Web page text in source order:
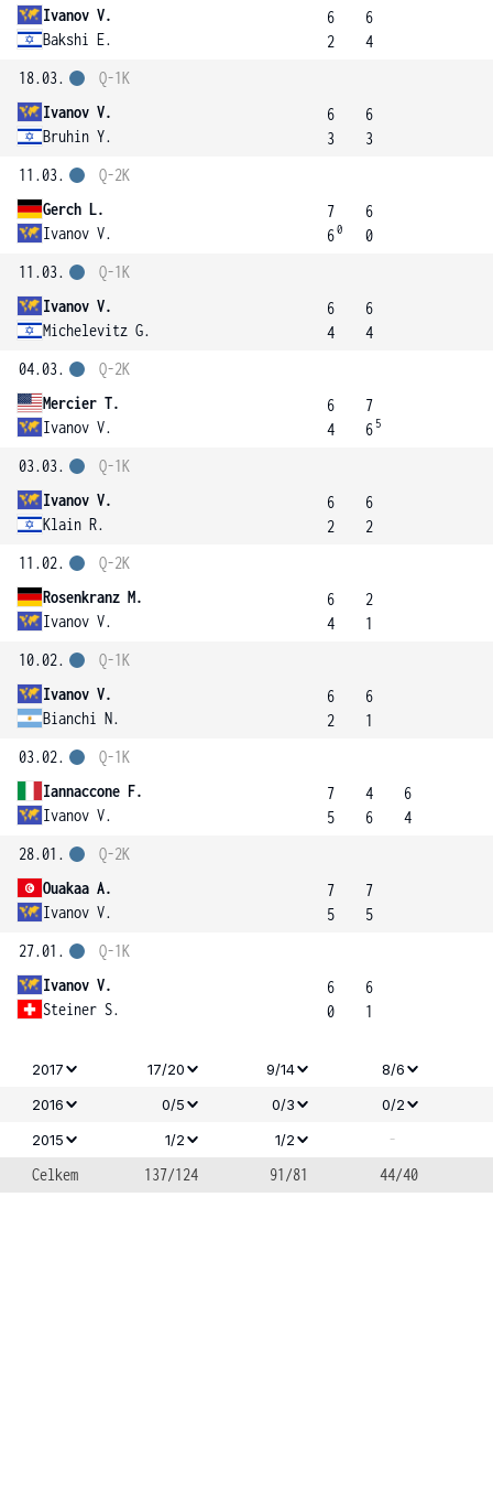
Ivanov V.
Bakshi E.
6
2
6
4
18.03.
Ivanov V.
Bruhin Y.
Q-1K
6
3
6
3
11.03.
Gerch L.
Ivanov V.
Q-2K
7
60
6
0
11.03.
Ivanov V.
Michelevitz G.
Q-1K
6
4
6
4
04.03.
Mercier T.
Ivanov V.
Q-2K
6
4
7
6 5
03.03.
Ivanov V.
Klain R.
Q-1K
6
2
6
2
11.02.
Rosenkranz M.
Ivanov V.
Q-2K
6
4
2
1
10.02.
Ivanov V.
Bianchi N.
Q-1K
6
2
6
1
03.02.
Iannaccone F.
Ivanov V.
Q-1K
7
5
4
6
6
4
28.01.
Ouakaa A.
Ivanov V.
Q-2K
7
5
7
5
27.01.
Ivanov V.
Steiner S.
Q-1K
6
0
6
1
2017 17/20 9/14
8/6
2016
0/5 0/3
0/2
2015
1/2 1/2
-
Celkem
137/124 91/81 44/40